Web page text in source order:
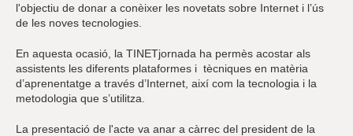
l'objectiu de donar a conèixer les novetats sobre Internet i l’ús
de les noves tecnologies.
En aquesta ocasió, la TINETjornada ha permès acostar als
assistents les diferents plataformes i tècniques en matèria
d’aprenentatge a través d’Internet, així com la tecnologia i la
metodologia que s’utilitza.
La presentació de l'acte va anar a càrrec del president de la